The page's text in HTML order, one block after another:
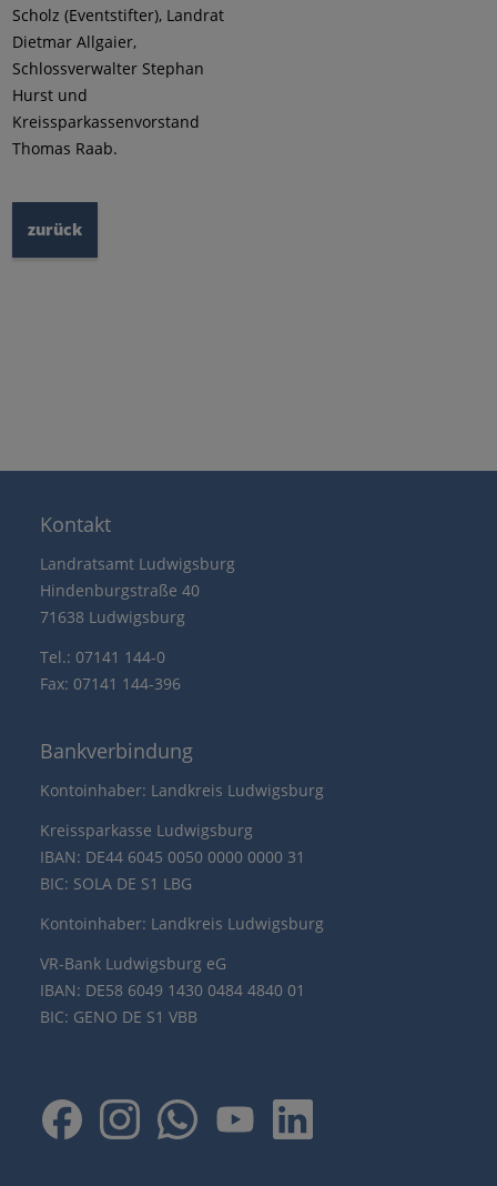
Scholz (Eventstifter), Landrat
Dietmar Allgaier,
Schlossverwalter Stephan
Hurst und
Kreissparkassenvorstand
Thomas Raab.
zurück
Kontakt
Landratsamt Ludwigsburg
Hindenburgstraße 40
71638 Ludwigsburg
Tel.: 07141 144-0
Fax: 07141 144-396
Bankverbindung
Kontoinhaber: Landkreis Ludwigsburg
Kreissparkasse Ludwigsburg
IBAN: DE44 6045 0050 0000 0000 31
BIC: SOLA DE S1 LBG
Kontoinhaber: Landkreis Ludwigsburg
VR-Bank Ludwigsburg eG
IBAN: DE58 6049 1430 0484 4840 01
BIC: GENO DE S1 VBB